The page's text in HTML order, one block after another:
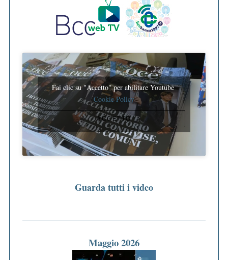
Fai clic su "Accetto" per abilitare Youtube
Cookie Policy
ACCETTO
Guarda tutti i video
Maggio 2026